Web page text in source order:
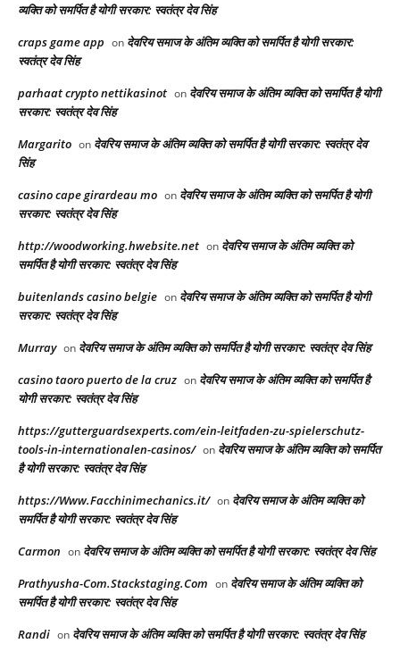
व्यक्ति को समर्पित है योगी सरकार: स्वतंत्र देव सिंह
craps game app on देवरिय समाज के अंतिम व्यक्ति को समर्पित है योगी सरकार:
स्वतंत्र देव सिंह
parhaat crypto nettikasinot on देवरिय समाज के अंतिम व्यक्ति को समर्पित है योगी
सरकार: स्वतंत्र देव सिंह
Margarito on देवरिय समाज के अंतिम व्यक्ति को समर्पित है योगी सरकार: स्वतंत्र देव
सिंह
casino cape girardeau mo on देवरिय समाज के अंतिम व्यक्ति को समर्पित है योगी
सरकार: स्वतंत्र देव सिंह
http://woodworking.hwebsite.net on देवरिय समाज के अंतिम व्यक्ति को
समर्पित है योगी सरकार: स्वतंत्र देव सिंह
buitenlands casino belgie on देवरिय समाज के अंतिम व्यक्ति को समर्पित है योगी
सरकार: स्वतंत्र देव सिंह
Murray on देवरिय समाज के अंतिम व्यक्ति को समर्पित है योगी सरकार: स्वतंत्र देव सिंह
casino taoro puerto de la cruz on देवरिय समाज के अंतिम व्यक्ति को समर्पित है
योगी सरकार: स्वतंत्र देव सिंह
https://gutterguardsexperts.com/ein-leitfaden-zu-spielerschutz-
tools-in-internationalen-casinos/ on देवरिय समाज के अंतिम व्यक्ति को समर्पित
है योगी सरकार: स्वतंत्र देव सिंह
https://Www.Facchinimechanics.it/ on देवरिय समाज के अंतिम व्यक्ति को
समर्पित है योगी सरकार: स्वतंत्र देव सिंह
Carmon on देवरिय समाज के अंतिम व्यक्ति को समर्पित है योगी सरकार: स्वतंत्र देव सिंह
Prathyusha-Com.Stackstaging.Com on देवरिय समाज के अंतिम व्यक्ति को
समर्पित है योगी सरकार: स्वतंत्र देव सिंह
Randi on देवरिय समाज के अंतिम व्यक्ति को समर्पित है योगी सरकार: स्वतंत्र देव सिंह